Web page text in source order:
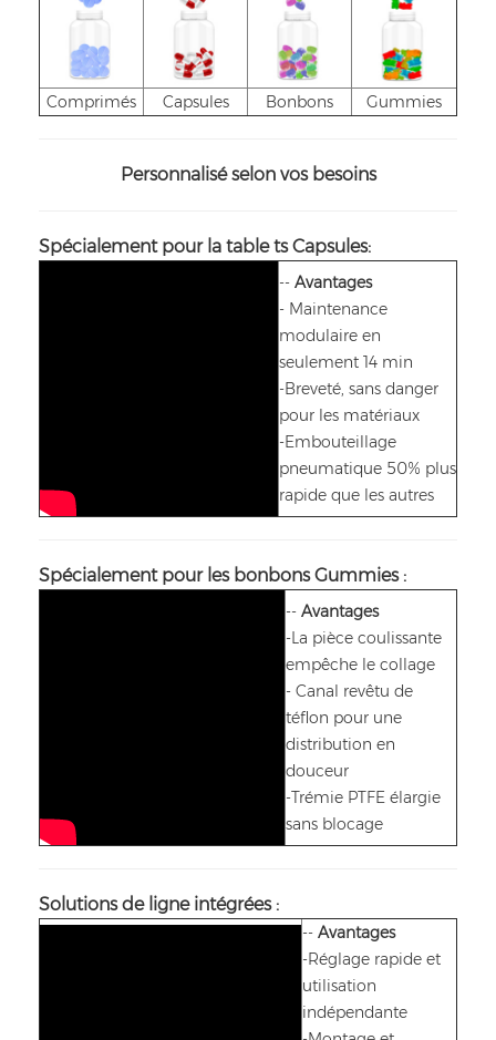
Comprimés Capsules Bonbons Gummies
Personnalisé selon vos besoins
Spécialement pour la tabletsCapsules:
-- Avantages
- Maintenance
modulaire en
seulement 14 min
-Breveté, sans danger
pour les matériaux
-Embouteillage
pneumatique 50% plus
rapide que les autres
Spécialement pour les bonbons Gummies :
-- Avantages
-La pièce coulissante
empêche le collage
- Canal revêtu de
téflon pour une
distribution en
douceur
-Trémie PTFE élargie
sans blocage
Solutions de ligne intégrées :
-- Avantages
-Réglage rapide et
utilisation
indépendante